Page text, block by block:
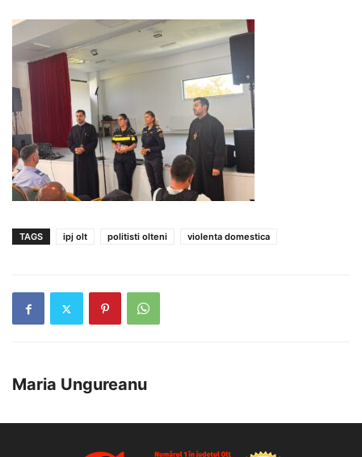
TAGS ipj olt politisti olteni violenta domestica
Maria Ungureanu